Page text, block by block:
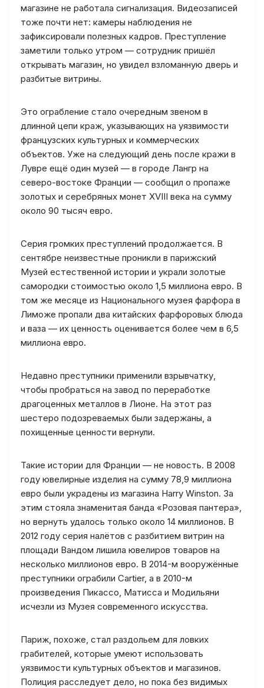
магазине не работала сигнализация. Видеозаписей
тоже почти нет: камеры наблюдения не
зафиксировали полезных кадров. Преступление
заметили только утром — сотрудник пришёл
открывать магазин, но увидел взломанную дверь и
разбитые витрины.
Это ограбление стало очередным звеном в
длинной цепи краж, указывающих на уязвимости
французских культурных и коммерческих
объектов. Уже на следующий день после кражи в
Лувре ещё один музей — в городе Лангр на
северо-востоке Франции — сообщил о пропаже
золотых и серебряных монет XVIII века на сумму
около 90 тысяч евро.
Серия громких преступлений продолжается. В
сентябре неизвестные проникли в парижский
Музей естественной истории и украли золотые
самородки стоимостью около 1,5 миллиона евро. В
том же месяце из Национального музея фарфора в
Лиможе пропали два китайских фарфоровых блюда
и ваза — их ценность оценивается более чем в 6,5
миллиона евро.
Недавно преступники применили взрывчатку,
чтобы пробраться на завод по переработке
драгоценных металлов в Лионе. На этот раз
шестеро подозреваемых были задержаны, а
похищенные ценности вернули.
Такие истории для Франции — не новость. В 2008
году ювелирные изделия на сумму 78,9 миллиона
евро были украдены из магазина Harry Winston. За
этим стояла знаменитая банда «Розовая пантера»,
но вернуть удалось только около 14 миллионов. В
2012 году серия налётов с разбитием витрин на
площади Вандом лишила ювелиров товаров на
несколько миллионов евро. В 2014-м вооружённые
преступники ограбили Cartier, а в 2010-м
произведения Пикассо, Матисса и Модильяни
исчезли из Музея современного искусства.
Париж, похоже, стал раздольем для ловких
грабителей, которые умеют использовать
уязвимости культурных объектов и магазинов.
Полиция расследует дело, но пока без видимых